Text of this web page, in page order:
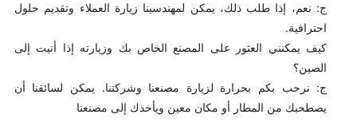
ج: نعم، إذا طلب ذلك، يمكن لمهندسينا زيارة العملاء وتقديم حلول
احترافية.
كيف يمكنني العثور على المصنع الخاص بك وزيارته إذا أتيت إلى
الصين؟
ج: نرحب بكم بحرارة لزيارة مصنعنا وشركتنا. يمكن لسائقنا أن
يصطحبك من المطار أو مكان معين ويأخذك إلى مصنعنا